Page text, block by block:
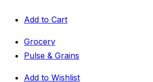
Add to Cart
Grocery
Pulse & Grains
Add to Wishlist